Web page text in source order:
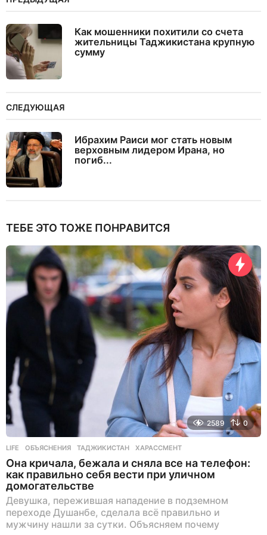
Как мошенники похитили со счета
жительницы Таджикистана крупную
сумму
СЛЕДУЮЩАЯ
Ибрахим Раиси мог стать новым
верховным лидером Ирана, но
погиб...
ТЕБЕ ЭТО ТОЖЕ ПОНРАВИТСЯ
2589 0
LIFE ОБЪЯСНЕНИЯ ,ТАДЖИКИСТАН ,ХАРАССМЕНТ
Она кричала, бежала и сняла все на телефон:
как правильно себя вести при уличном
домогательстве
Девушка, пережившая нападение в подземном
переходе Душанбе, сделала всё правильно и
мужчину нашли за сутки. Объясняем почему